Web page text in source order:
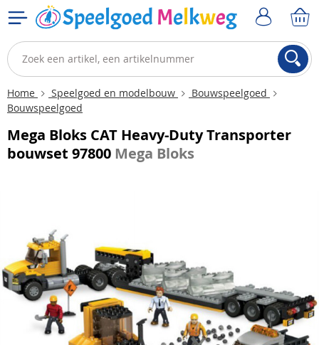
Home Speelgoed en modelbouw
Bouwspeelgoed
Bouwspeelgoed
Mega Bloks CAT Heavy-Duty Transporter
bouwset 97800 Mega Bloks